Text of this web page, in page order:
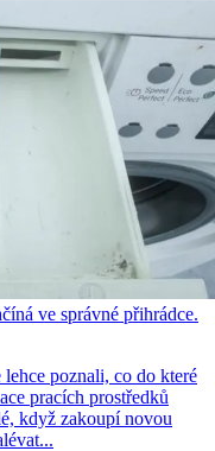
ve správné přihrádce.
poznali, co do které
pracích prostředků
když zakoupí novou